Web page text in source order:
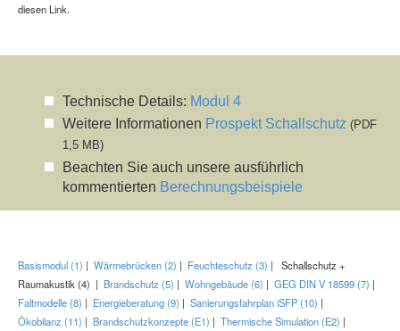
diesen Link.
Technische Details: Modul 4
Weitere Informationen Prospekt Schallschutz (PDF
1,5 MB)
Beachten Sie auch unsere ausführlich
kommentierten Berechnungsbeispiele
Basismodul (1) | Wärmebrücken (2) | Feuchteschutz (3) |
Schallschutz +
Raumakustik (4) | Brandschutz (5) | Wohngebäude (6) | GEG DIN V 18599 (7) |
Faltmodelle (8) | Energieberatung (9) | Sanierungsfahrplan iSFP (10) |
Ökobilanz (11) | Brandschutzkonzepte (E1) | Thermische Simulation (E2) |